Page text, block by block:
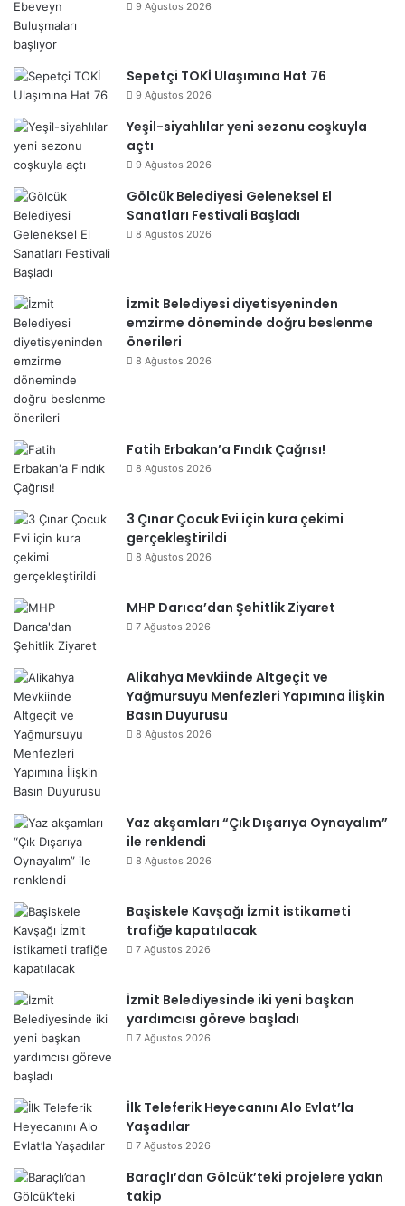
9 Ağustos 2026
Sepetçi TOKİ Ulaşımına Hat 76
9 Ağustos 2026
Yeşil-siyahlılar yeni sezonu coşkuyla
açtı
9 Ağustos 2026
Gölcük Belediyesi Geleneksel El
Sanatları Festivali Başladı
8 Ağustos 2026
İzmit Belediyesi diyetisyeninden
emzirme döneminde doğru beslenme
önerileri
8 Ağustos 2026
Fatih Erbakan’a Fındık Çağrısı!
8 Ağustos 2026
3 Çınar Çocuk Evi için kura çekimi
gerçekleştirildi
8 Ağustos 2026
MHP Darıca’dan Şehitlik Ziyaret
7 Ağustos 2026
Alikahya Mevkiinde Altgeçit ve
Yağmursuyu Menfezleri Yapımına İlişkin
Basın Duyurusu
8 Ağustos 2026
Yaz akşamları “Çık Dışarıya Oynayalım”
ile renklendi
8 Ağustos 2026
Başiskele Kavşağı İzmit istikameti
trafiğe kapatılacak
7 Ağustos 2026
İzmit Belediyesinde iki yeni başkan
yardımcısı göreve başladı
7 Ağustos 2026
İlk Teleferik Heyecanını Alo Evlat’la
Yaşadılar
7 Ağustos 2026
Baraçlı’dan Gölcük’teki projelere yakın
takip